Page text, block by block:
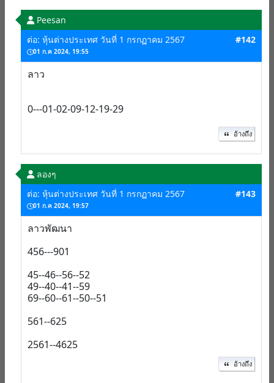
Peesan
ต่อ: หุ้นต่างประเทศ วันที่ 1 กรกฏาคม 2567
01 ก.ค 2024, 19:55
#142
ลาว
0--‐01-02-09-12-19-29
อ้างถึง
ลองๆ
ต่อ: หุ้นต่างประเทศ วันที่ 1 กรกฏาคม 2567
01 ก.ค 2024, 19:57
#143
ลาวพัฒนา
456---901
45--46--56--52
49--40--41--59
69--60--61--50--51
561--625
2561--4625
อ้างถึง